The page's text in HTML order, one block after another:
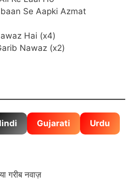
Se Aapki Azmat
Hai (x4)
Nawaz (x2)
Gujarati Urdu
गरीब नवाज़